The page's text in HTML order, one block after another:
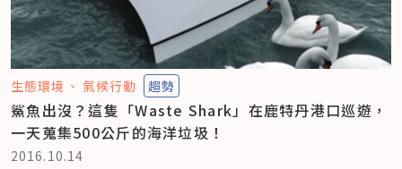
生態環境 氣候行動 趨勢
鯊魚出沒？這隻「Waste Shark」在鹿特丹港口巡遊，
一天蒐集500公斤的海洋垃圾！
2016.10.14